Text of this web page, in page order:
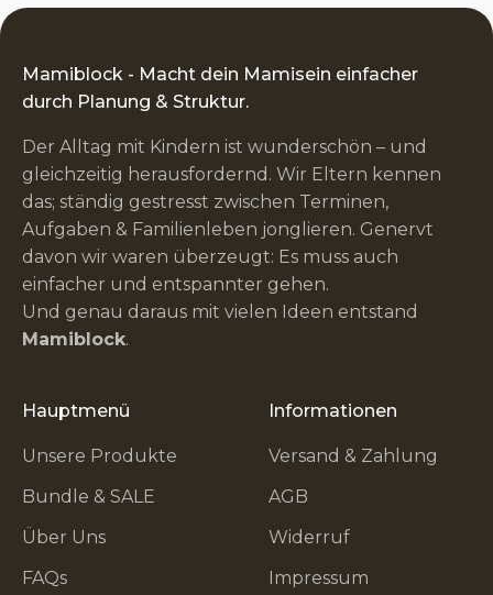
Mamiblock - Macht dein Mamisein einfacher
durch Planung & Struktur.
Der Alltag mit Kindern ist wunderschön – und
gleichzeitig herausfordernd. Wir Eltern kennen
das; ständig gestresst zwischen Terminen,
Aufgaben & Familienleben jonglieren. Genervt
davon wir waren überzeugt: Es muss auch
einfacher und entspannter gehen.
Und genau daraus mit vielen Ideen entstand
Mamiblock.
Hauptmenü
Unsere Produkte
Bundle & SALE
Über Uns
FAQs
Informationen
Versand & Zahlung
AGB
Widerruf
Impressum